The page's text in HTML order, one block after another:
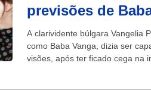
previsões de
A clarividente búlgara Vangelia
como Baba Vanga, dizia ser
visões, após ter ficado cega na